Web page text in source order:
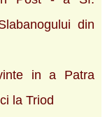
din
in a Patra
la Triod